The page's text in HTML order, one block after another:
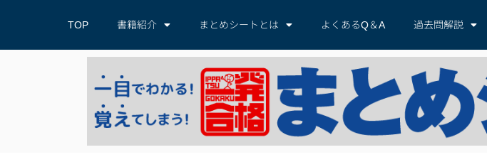
TOP 書籍紹介 まとめシートとは よくあるQ＆A 過去問解説